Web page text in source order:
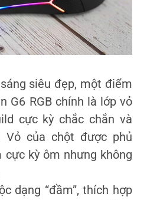
siêu đẹp, một điểm
G6 RGB chính là lớp vỏ
cực kỳ chắc chắn và
của chột được phủ
kỳ ôm nhưng không
dạng “đầm”, thích hợp